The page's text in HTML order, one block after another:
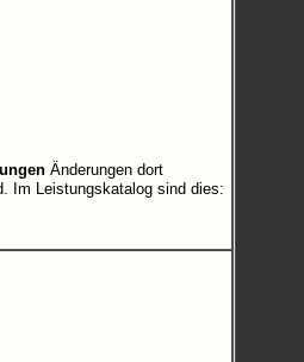
Änderungen dort
Im Leistungskatalog sind dies: